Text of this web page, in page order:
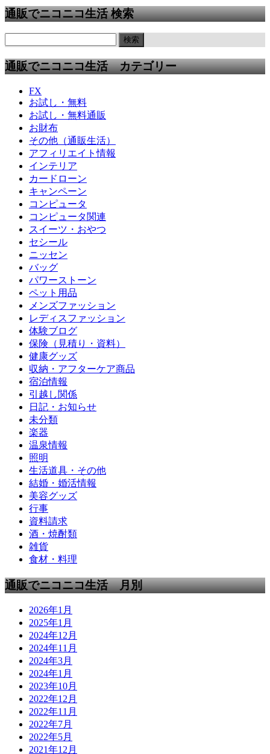
通販でニコニコ生活 検索
通販でニコニコ生活 カテゴリー
FX
お試し・無料
お試し・無料通販
お財布
その他（通販生活）
アフィリエイト情報
インテリア
カードローン
キャンペーン
コンピュータ
コンピュータ関連
スイーツ・おやつ
セシール
ニッセン
バッグ
パワーストーン
ペット用品
メンズファッション
レディスファッション
体験ブログ
保険（見積り・資料）
健康グッズ
収納・アフターケア商品
宿泊情報
引越し関係
日記・お知らせ
未分類
楽器
温泉情報
照明
生活道具・その他
結婚・婚活情報
美容グッズ
行事
資料請求
酒・焼酎類
雑貨
食材・料理
通販でニコニコ生活 月別
2026年1月
2025年1月
2024年12月
2024年11月
2024年3月
2024年1月
2023年10月
2022年12月
2022年11月
2022年7月
2022年5月
2021年12月